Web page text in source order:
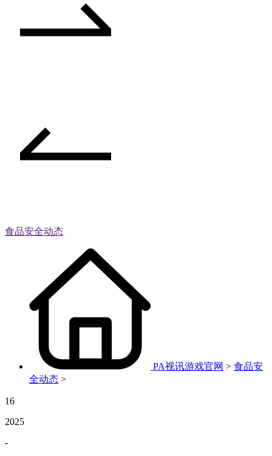
食品安全动态
PA视讯游戏官网 > 食品安
全动态 >
16
2025
-